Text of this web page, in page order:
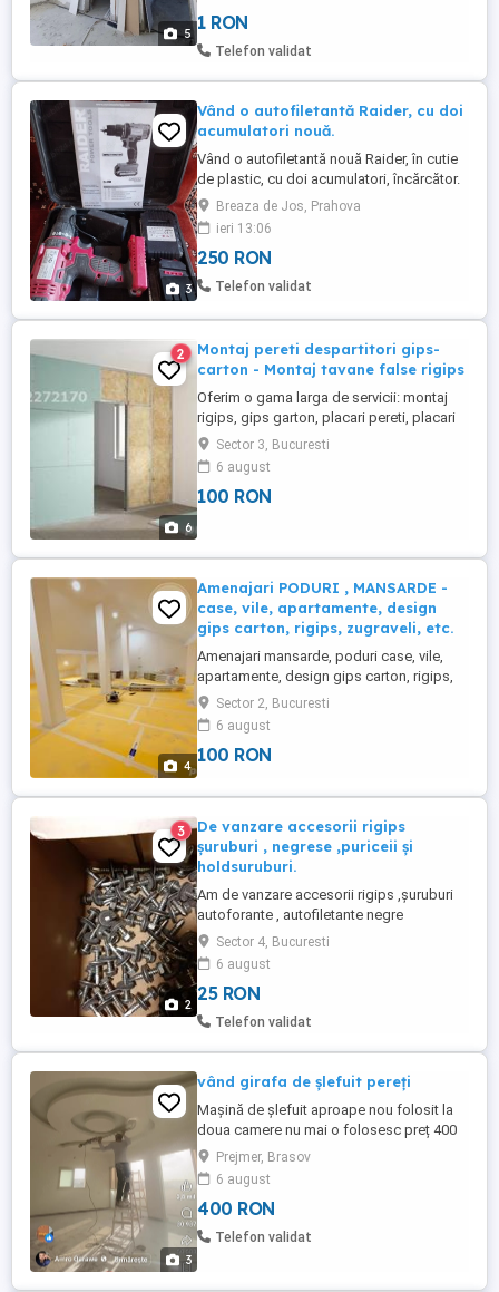
5
comerciale. Echipa noastră din București
asigură profesionalism, punctualitate și
rezultate impecabile! Contactează-ne
1 RON
Telefon validat
3
Vând o autofiletantă Raider, cu doi
acumulatori nouă.
Vând o autofiletantă nouă Raider, în cutie
de plastic, cu doi acumulatori, încărcător.
Ne folosită 250 lei.
Breaza de Jos, Prahova
ieri 13:06
250 RON
Telefon validat
6
2
Montaj pereti despartitori gips-
carton - Montaj tavane false rigips
Oferim o gama larga de servicii: montaj
rigips, gips garton, placari pereti, placari
plafoane ( tavane ) false, montaj pereti
despartitori,compartimentari, montaj
tavane casetat ( casetate ), scafe rigips,
design rigips, modele rigips, forme rigips,
Sector 3, Bucuresti
6 august
100 RON
4
Amenajari PODURI , MANSARDE -
case, vile, apartamente, design
gips carton, rigips, zugraveli, etc.
Amenajari mansarde, poduri case, vile,
apartamente, design gips carton, rigips,
zugraveli, etc. Amenajare mansarda -
Amenajari Camere Mansarda - Renovari
mansarde - Mansarda transformata in
apartament - Amenajari poduri case -
- Design mansarda - Renovari case ...
Sector 2, Bucuresti
6 august
100 RON
2
3
De vanzare accesorii rigips
șuruburi , negrese ,puriceii și
holdsuruburi.
Am de vanzare accesorii rigips ,șuruburi
autoforante , autofiletante negre
,holdsuruburi lemn, șuruburi montat
fereastra termopan și diverse .Pret bun ,
desființare magazin.
(3.5*35/3.5*25/3.5*45)
Sector 4, Bucuresti
6 august
25 RON
Telefon validat
3
vând girafa de șlefuit pereți
Mașină de șlefuit aproape nou folosit la
doua camere nu mai o folosesc preț 400
negociabil.Mai multe detalii la telefon.
Prejmer, Brasov
6 august
400 RON
Telefon validat